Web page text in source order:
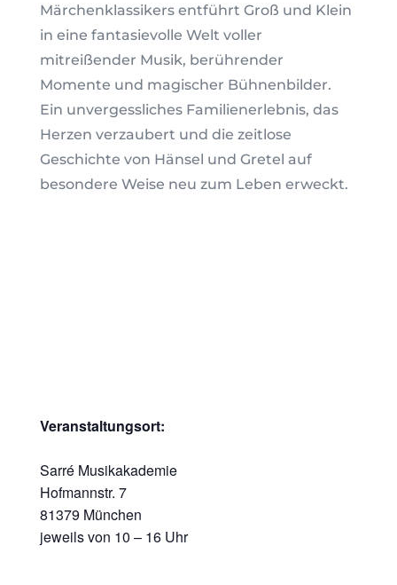
Märchenklassikers entführt Groß und Klein
in eine fantasievolle Welt voller
mitreißender Musik, berührender
Momente und magischer Bühnenbilder.
Ein unvergessliches Familienerlebnis, das
Herzen verzaubert und die zeitlose
Geschichte von Hänsel und Gretel auf
besondere Weise neu zum Leben erweckt.
Veranstaltungsort:
Sarré Musikakademie
Hofmannstr. 7
81379 München
jeweils von 10 – 16 Uhr